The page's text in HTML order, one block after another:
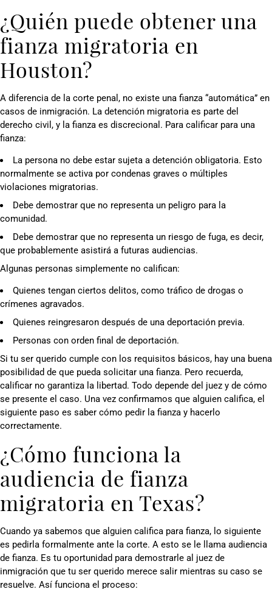
¿Quién puede obtener una
fianza migratoria en
Houston?
A diferencia de la corte penal, no existe una fianza “automática” en
casos de inmigración. La detención migratoria es parte del
derecho civil, y la fianza es discrecional. Para calificar para una
fianza:
La persona no debe estar sujeta a detención obligatoria. Esto
normalmente se activa por condenas graves o múltiples
violaciones migratorias.
Debe demostrar que no representa un peligro para la
comunidad.
Debe demostrar que no representa un riesgo de fuga, es decir,
que probablemente asistirá a futuras audiencias.
Algunas personas simplemente no califican:
Quienes tengan ciertos delitos, como tráfico de drogas o
crímenes agravados.
Quienes reingresaron después de una deportación previa.
Personas con orden final de deportación.
Si tu ser querido cumple con los requisitos básicos, hay una buena
posibilidad de que pueda solicitar una fianza. Pero recuerda,
calificar no garantiza la libertad. Todo depende del juez y de cómo
se presente el caso. Una vez confirmamos que alguien califica, el
siguiente paso es saber cómo pedir la fianza y hacerlo
correctamente.
¿Cómo funciona la
audiencia de fianza
migratoria en Texas?
Cuando ya sabemos que alguien califica para fianza, lo siguiente
es pedirla formalmente ante la corte. A esto se le llama audiencia
de fianza. Es tu oportunidad para demostrarle al juez de
inmigración que tu ser querido merece salir mientras su caso se
resuelve. Así funciona el proceso: